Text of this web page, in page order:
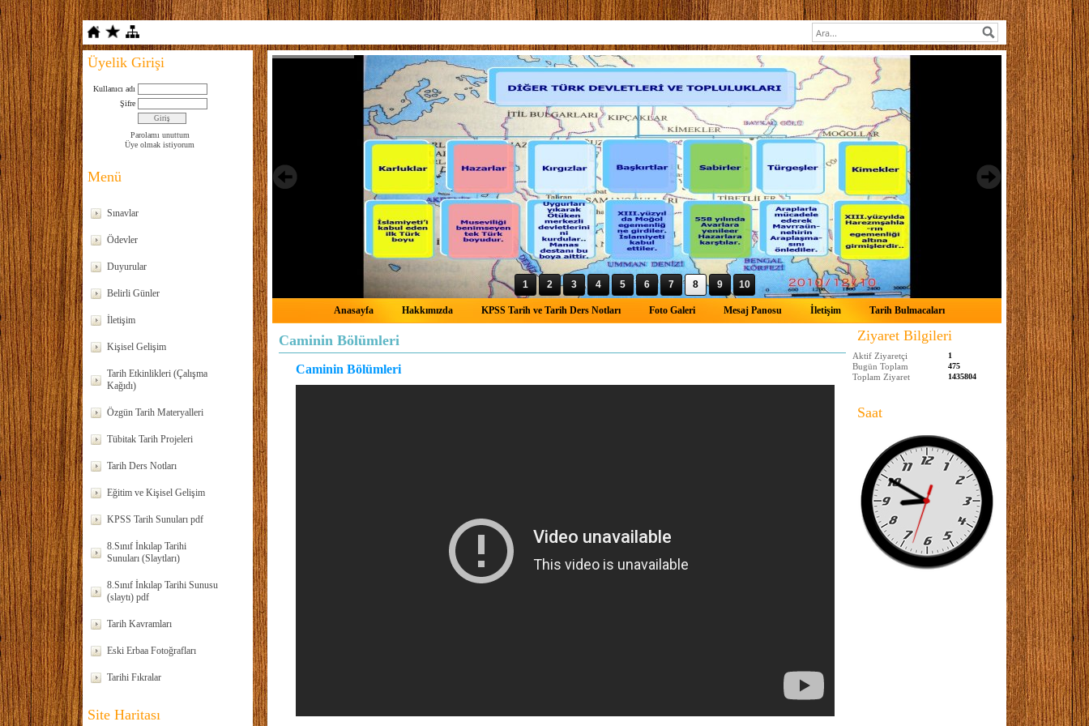
Üyelik Girişi
Kullanıcı adı
Şifre
Parolamı unuttum
Üye olmak istiyorum
Menü
Sınavlar
Ödevler
Duyurular
Belirli Günler
İletişim
Kişisel Gelişim
Tarih Etkinlikleri (Çalışma
Kağıdı)
Özgün Tarih Materyalleri
Tübitak Tarih Projeleri
Tarih Ders Notları
Eğitim ve Kişisel Gelişim
KPSS Tarih Sunuları pdf
8.Sınıf İnkılap Tarihi
Sunuları (Slaytları)
8.Sınıf İnkılap Tarihi Sunusu
(slaytı) pdf
Tarih Kavramları
Eski Erbaa Fotoğrafları
Tarihi Fıkralar
Site Haritası
1 2 3 4 5 6 7 8 9 10
Anasayfa Hakkımızda KPSS Tarih ve Tarih Ders Notları Foto Galeri Mesaj Panosu İletişim Tarih Bulmacaları
Caminin Bölümleri
Caminin Bölümleri
Ziyaret Bilgileri
Aktif Ziyaretçi 1
Bugün Toplam 475
Toplam Ziyaret 1435804
Saat